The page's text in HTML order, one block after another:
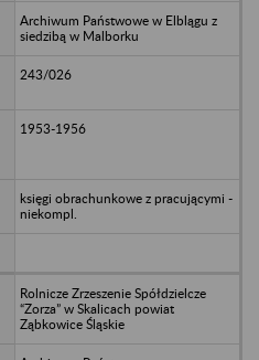
Archiwum Państwowe w Elblągu z
siedzibą w Malborku
243/026
1953-1956
księgi obrachunkowe z pracującymi -
niekompl.
Rolnicze Zrzeszenie Spółdzielcze
“Zorza” w Skalicach powiat
Ząbkowice Śląskie